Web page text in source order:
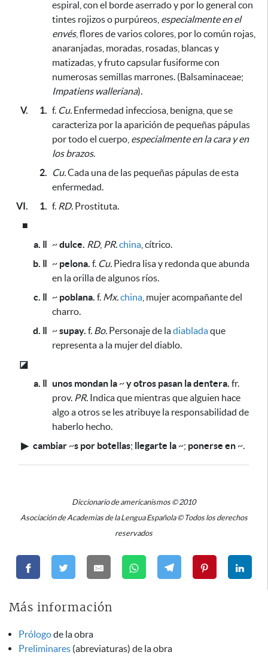
espiral, con el borde aserrado y por lo general con
tintes rojizos o purpúreos, especialmente en el
envés, flores de varios colores, por lo común rojas,
anaranjadas, moradas, rosadas, blancas y
matizadas, y fruto capsular fusiforme con
numerosas semillas marrones. (Balsaminaceae;
Impatiens walleriana).
V.
1. f. Cu. Enfermedad infecciosa, benigna, que se
caracteriza por la aparición de pequeñas pápulas
por todo el cuerpo, especialmente en la cara y en
los brazos.
2.
Cu.Cada una de las pequeñas pápulas de esta
enfermedad.
VI.
1. f. RD. Prostituta.
■
a. ǁ ~dulce. RD, PR.china , cítrico.
b. ǁ ~ pelona. f. Cu. Piedra lisa y redonda que abunda
en la orilla de algunos ríos.
c. ǁ ~ poblana. f. Mx.china , mujer acompañante del
charro.
d. ǁ ~supay. f. Bo. Personaje de ladiabladaque
representa a la mujer del diablo.
◪
a. ǁ unos mondan la ~y otros pasan la dentera. fr.
prov. PR. Indica que mientras que alguien hace
algo a otros se les atribuye la responsabilidad de
haberlo hecho.
▶ cambiar ~s por botellas; llegarte la ~; ponerse en ~.
Diccionario de americanismos © 2010
Asociación de Academias de la Lengua Española © Todos los derechos
reservados
Más información
Prólogode la obra
Preliminares (abreviaturas) de la obra